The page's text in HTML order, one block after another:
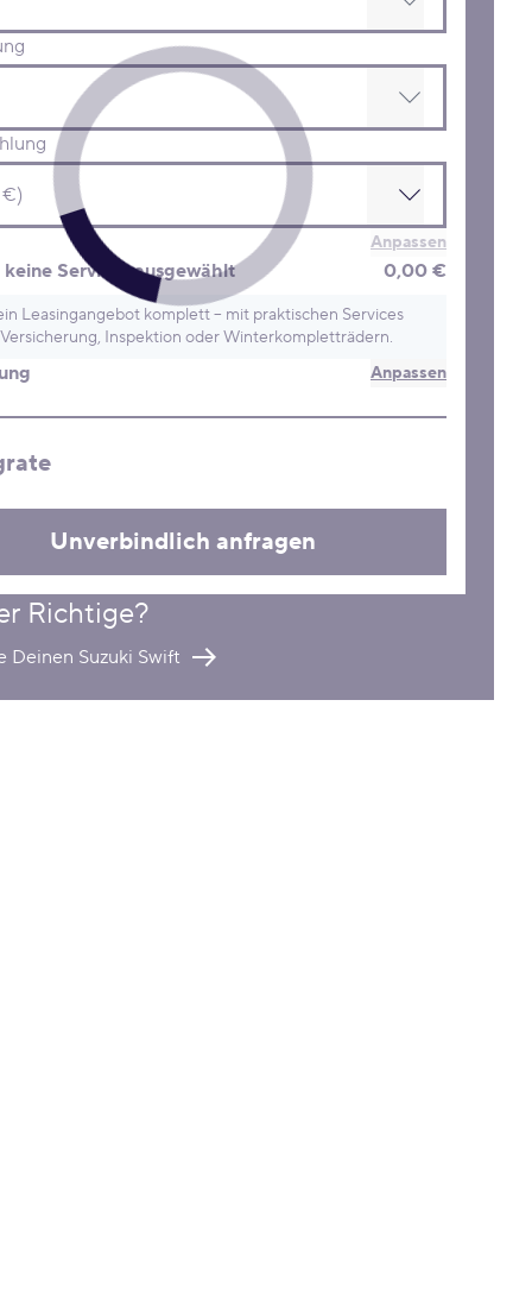
Anpassen
Services ausgewählt 0,00 €
Leasingangebot komplett – mit praktischen Services
Inspektion oder Winterkompletträdern.
Anpassen
Unverbindlich anfragen
Richtige?
Deinen Suzuki Swift